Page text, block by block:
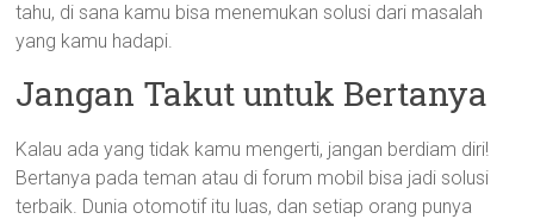
tahu, di sana kamu bisa menemukan solusi dari masalah
yang kamu hadapi.
Jangan Takut untuk Bertanya
Kalau ada yang tidak kamu mengerti, jangan berdiam diri!
Bertanya pada teman atau di forum mobil bisa jadi solusi
terbaik. Dunia otomotif itu luas, dan setiap orang punya